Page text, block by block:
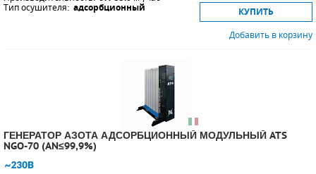
Тип осушителя: адсорбционный
КУПИТЬ
Добавить в корзину
ГЕНЕРАТОР АЗОТА АДСОРБЦИОННЫЙ МОДУЛЬНЫЙ ATS
NGO-70 (AN≤99,9%)